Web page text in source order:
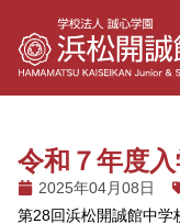
令和７年度
2025年04月08日
第28回浜松開誠館中学